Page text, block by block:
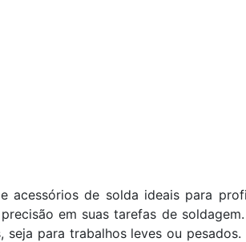
acessórios de solda ideais para
em suas tarefas de
para trabalhos leves ou pesados.